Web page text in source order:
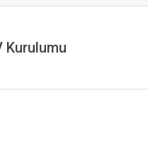
Kurulumu